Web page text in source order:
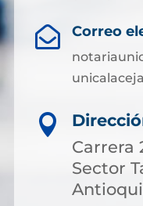
 Correo

Carrera
Sector